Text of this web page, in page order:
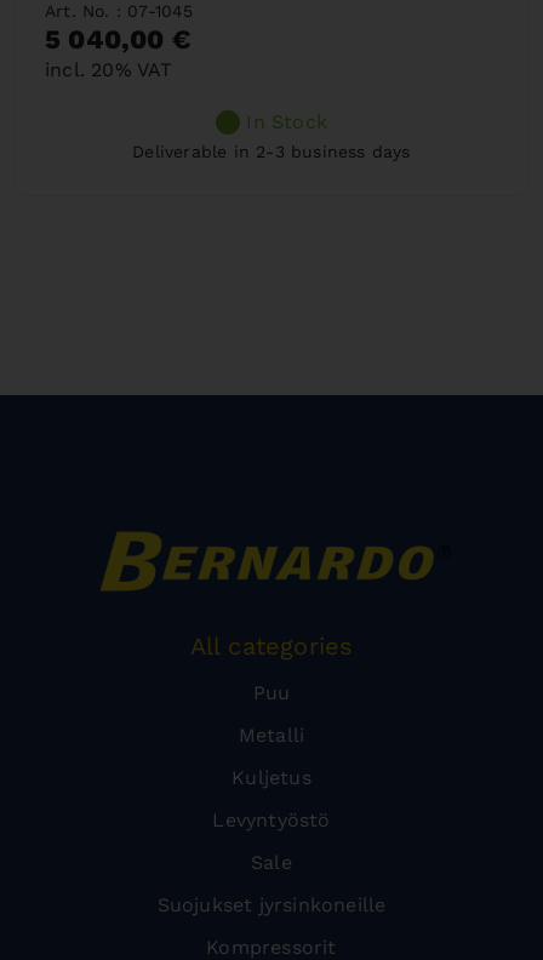
Art. No. : 07-1045
5 040,00 €
incl. 20% VAT
In Stock
Deliverable in 2-3 business days
All categories
Puu
Metalli
Kuljetus
Levyntyöstö
Sale
Suojukset jyrsinkoneille
Kompressorit